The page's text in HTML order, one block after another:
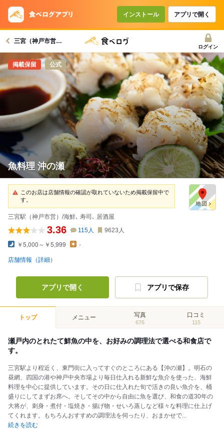
インストール アプリで開く
三宮（神戸市営）駅グルメへ
ログイン
公式
魚料理 沖の瀬
このお店は店舗情報の確認が取れていないため掲載保留中で
す。
三宮駅（神戸市営）/海鮮､ 寿司､ 居酒屋
3.36 115人 9623 人
￥5,000～￥5,999 -
店舗情報（詳細）
アプリで開く アプリで保存
トップ メニュー 写真
676
口コミ
115
瀬戸内のとれたて鮮魚の中を、お好みの調理法で選べる和食店で
す。
三宮駅より程近く、東門街に入ってすぐのところにある【沖の瀬】。明石の
昼網、四国の港や神戸中央市場より毎日仕入れる新鮮な魚介を使った、海鮮
料理を中心に提供しています。その日に仕入れた旬で活きの良い魚介を、桶
盛りにしてまずお席へ。そしてその中から自由に魚を選び、和食の道30年の
大将が、刺身・煮付・塩焼き・揚げ物・せいろ蒸しなど様々な料理に仕上げ
てくれます。もちろんおすすめの調理法を伺ったり、おまかせで...
続きを読む